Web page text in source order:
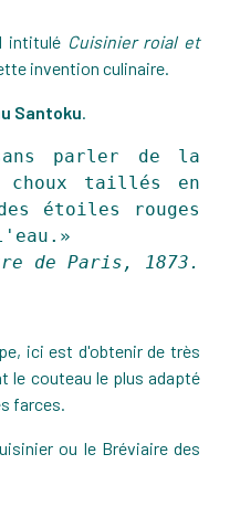
intitulé Cuisinier roial et
invention culinaire.
Santoku.
parler de la
taillés en
étoiles rouges
de Paris, 1873.
ici est d'obtenir de très
le couteau le plus adapté
farces.
ou le Bréviaire des